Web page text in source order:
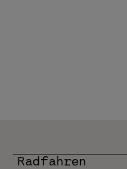
Radfahren